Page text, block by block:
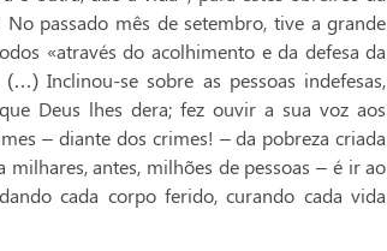
passado mês de setembro, tive a grande
«através do acolhimento e da defesa da
Inclinou-se sobre as pessoas indefesas,
Deus lhes dera; fez ouvir a sua voz aos
– diante dos crimes! – da pobreza criada
antes, milhões de pessoas – é ir ao
cada corpo ferido, curando cada vida